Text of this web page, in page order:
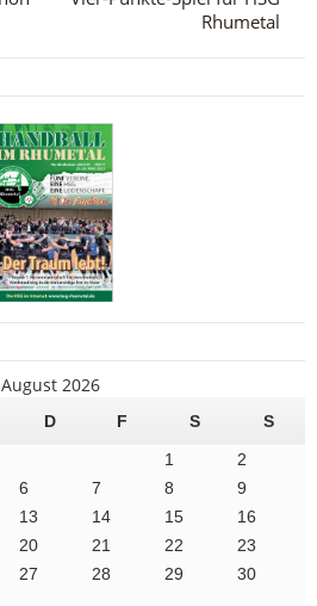
Rhumetal
August 2026
D F S
S
1
2
6 7 8
9
13 14 15
16
20 21 22
23
27 28 29
30